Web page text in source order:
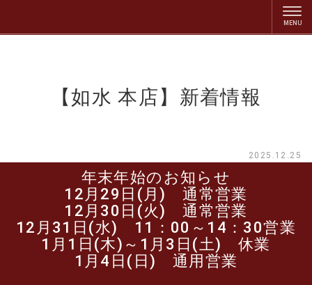
【如水 本店】新着情報
2025.12.25
年末年始のお知らせ
12月29日(月) 通常営業
12月30日(火) 通常営業
12月31日(水) 11：00～14：30営業
1月1日(木)～1月3日(土) 休業
1月4日(日) 通用営業